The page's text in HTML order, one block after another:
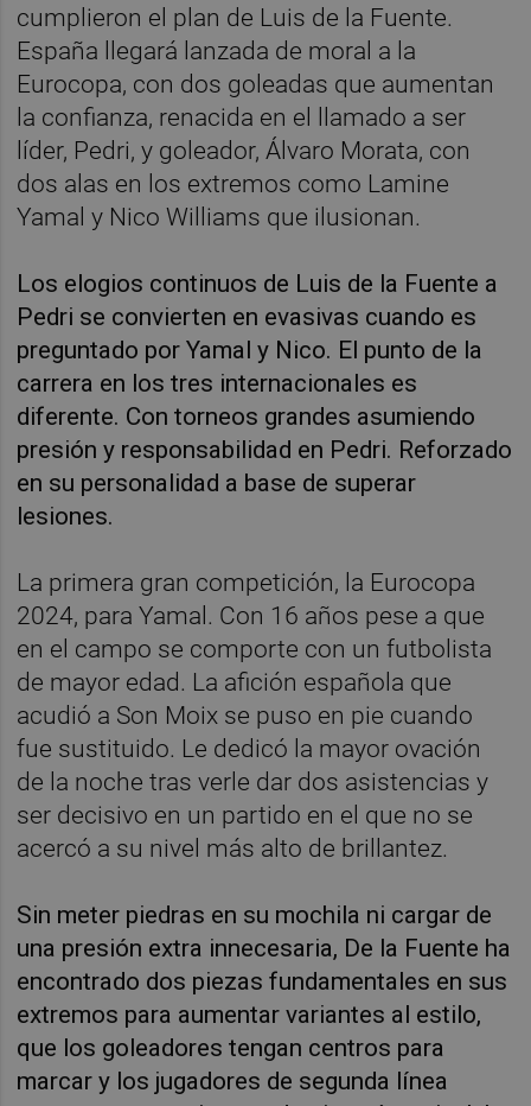
cumplieron el plan de Luis de la Fuente.
España llegará lanzada de moral a la
Eurocopa, con dos goleadas que aumentan
la confianza, renacida en el llamado a ser
líder, Pedri, y goleador, Álvaro Morata, con
dos alas en los extremos como Lamine
Yamal y Nico Williams que ilusionan.
Los elogios continuos de Luis de la Fuente a
Pedri se convierten en evasivas cuando es
preguntado por Yamal y Nico. El punto de la
carrera en los tres internacionales es
diferente. Con torneos grandes asumiendo
presión y responsabilidad en Pedri. Reforzado
en su personalidad a base de superar
lesiones.
La primera gran competición, la Eurocopa
2024, para Yamal. Con 16 años pese a que
en el campo se comporte con un futbolista
de mayor edad. La afición española que
acudió a Son Moix se puso en pie cuando
fue sustituido. Le dedicó la mayor ovación
de la noche tras verle dar dos asistencias y
ser decisivo en un partido en el que no se
acercó a su nivel más alto de brillantez.
Sin meter piedras en su mochila ni cargar de
una presión extra innecesaria, De la Fuente ha
encontrado dos piezas fundamentales en sus
extremos para aumentar variantes al estilo,
que los goleadores tengan centros para
marcar y los jugadores de segunda línea